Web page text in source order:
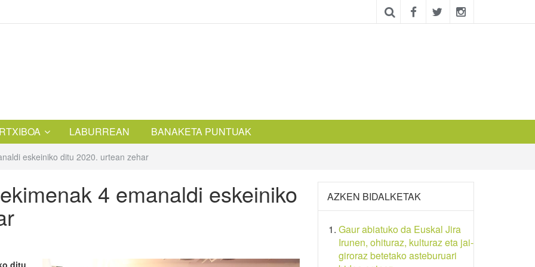
LABURREAN BANAKETA PUNTUAK
eskeiniko ditu 2020. urtean zehar
4 emanaldi eskeiniko
ditu
AZKEN BIDALKETAK
Gaur abiatuko da Euskal Jira
Irunen, ohituraz, kulturaz eta jai-
giroraz betetako asteburuari